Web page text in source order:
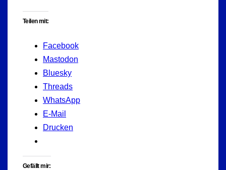
Teilen mit:
Facebook
Mastodon
Bluesky
Threads
WhatsApp
E-Mail
Drucken
Gefällt mir: